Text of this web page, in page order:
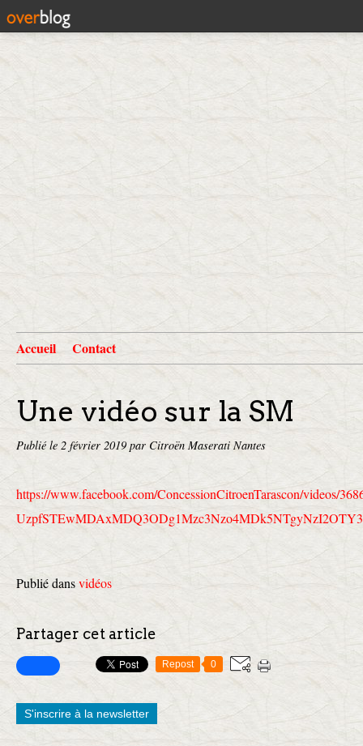
Accueil Contact
Une vidéo sur la SM
Publié le 2 février 2019 par Citroën Maserati Nantes
https://www.facebook.com/ConcessionCitroenTarascon/videos/
UzpfSTEwMDAxMDQ3ODg1Mzc3Nzo4MD
Publié dansvidéos
Partager cet article
Repost 0
S'inscrire à la newsletter